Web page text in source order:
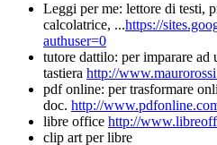
Leggi per me: lettore di testi,
calcolatrice, ...https://
authuser=0
tutore dattilo: per imparare ad
tastiera http://
pdf online: per trasformare
doc. http://
libre office http://
clip art per libre